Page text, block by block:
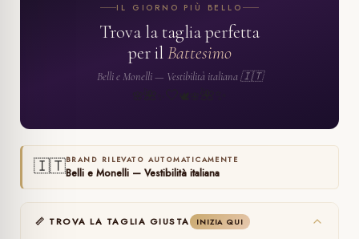
IL GIORNO PIÙ BELLO
Trova la taglia perfetta
per ilBattesimo
Belli e Monelli — Vestibilità italiana 🇮🇹
🌸 🌺
🇮🇹BRAND RILEVATO AUTOMATICAMENTE
Belli e Monelli — Vestibilità italiana
📏 TROVA LA TAGLIA GIUSTA INIZIA QUI